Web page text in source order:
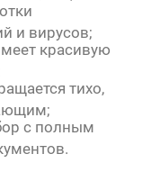
и вирусов;
красивую
тихо,
с полным